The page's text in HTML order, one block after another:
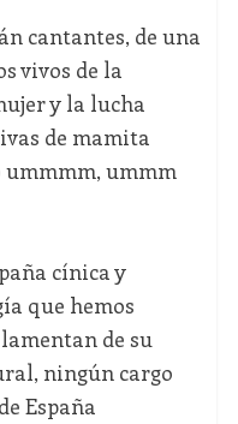
cantantes, de una
vivos de la
y la lucha
de mamita
ummmm, ummm
cínica y
que hemos
de su
ningún cargo
España